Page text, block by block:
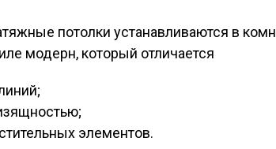
потолки устанавливаются в
модерн, который отличается
элементов.